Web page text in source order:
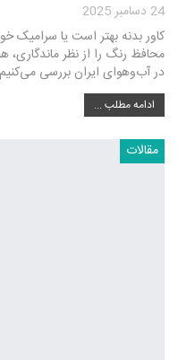
24 دسامبر 2025
کاور بدنه بهتر است یا سرامیک
محافظ رنگ را از نظر
در آب‌وهوای ایران بررسی
ادامه مطلب ...
مقالات